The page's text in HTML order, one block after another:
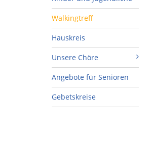
Walkingtreff
Hauskreis
Unsere Chöre
Angebote für Senioren
Gebetskreise